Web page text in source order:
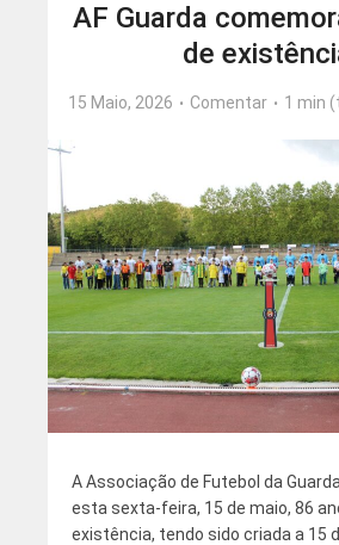
AF Guarda
de
15 Maio, 2026 Comentar 1 min
A Associação de Futebol da
esta sexta-feira, 15 de maio, 86
existência, tendo sido criada a 15